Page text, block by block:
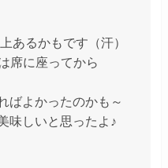
あるかもです（汗）
席に座ってから
ばよかったのかも～
味しいと思ったよ♪